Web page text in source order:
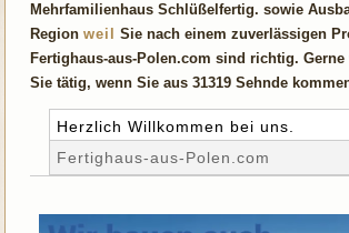
Mehrfamilienhaus Schlüßelfertig. sowie
Regionweil
Sie nach einem zuverlässigen
Fertighaus-aus-Polen.com sind richtig.
Sie tätig, wenn Sie aus 31319 Sehnde
Herzlich Willkommen bei uns.
Fertighaus-aus-Polen.com